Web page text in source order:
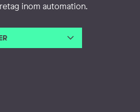
inom automation.